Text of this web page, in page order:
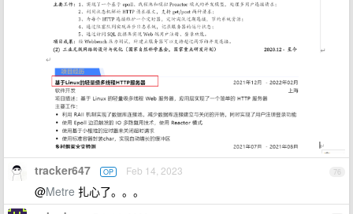
76
tracker647 OP Feb 14, 2023
@Metre 扎心了。。。